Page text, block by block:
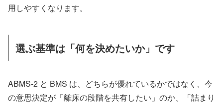
用しやすくなります。
選ぶ基準は「何を決めたいか」です
ABMS-2 と BMS は、どちらが優れているかではなく、今
の意思決定が「離床の段階を共有したい」のか、「詰まり